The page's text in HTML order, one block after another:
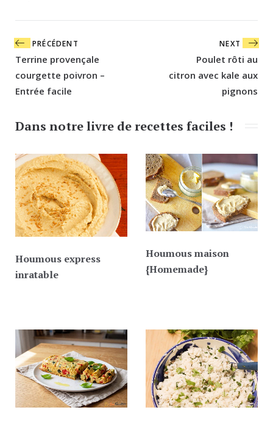
Navigation
de
l’article
PRÉCÉDENT
Terrine provençale
courgette poivron –
Entrée facile
NEXT
Poulet rôti au
citron avec kale aux
pignons
Dans notre livre de recettes faciles !
Houmous express
inratable
Houmous maison
{Homemade}